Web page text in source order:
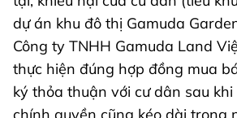
dự án khu đô thị Gamuda
Công ty TNHH Gamuda Land
thực hiện đúng hợp đồng mua
ký thỏa thuận với cư dân sau